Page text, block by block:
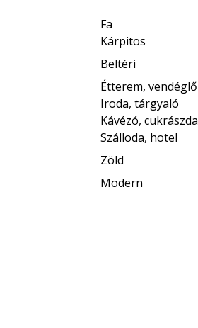
Fa
Kárpitos
Beltéri
Étterem, vendéglő
Iroda, tárgyaló
Kávézó, cukrászda
Szálloda, hotel
Zöld
Modern